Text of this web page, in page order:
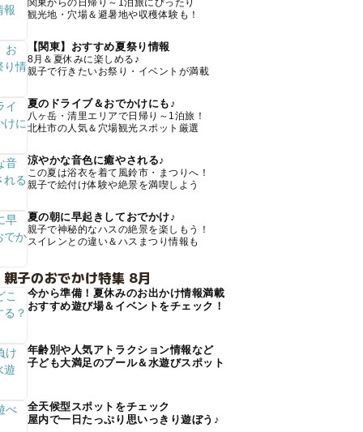
関東からの日帰り～1泊旅にぴったり
観光地・穴場＆避暑地や収穫体験も！
【関東】おすすめ夏祭り情報
8月＆夏休みに楽しめる♪
親子で行きたいお祭り・イベントが満載
夏のドライブ＆おでかけにも♪
八ヶ岳・清里エリアで日帰り～1泊旅！
北杜市の人気＆穴場観光スポット厳選
涼やかな音色に癒やされる♪
この夏は浴衣を着て風鈴市・まつりへ！
親子で絵付け体験や絶景を満喫しよう
夏の朝に早起きしておでかけ♪
親子で神秘的なハスの絶景を楽しもう！
スイレンとの違い＆ハスまつり情報も
子のおでかけ特集 8月
今から準備！夏休みのお出かけ情報満載
おすすめ遊び場＆イベントをチェック！
年齢別や人気アトラクション情報など
子ども大満足のプール＆水遊びスポット
全天候型スポットをチェック
屋内で一日たっぷり思いっきり遊ぼう♪